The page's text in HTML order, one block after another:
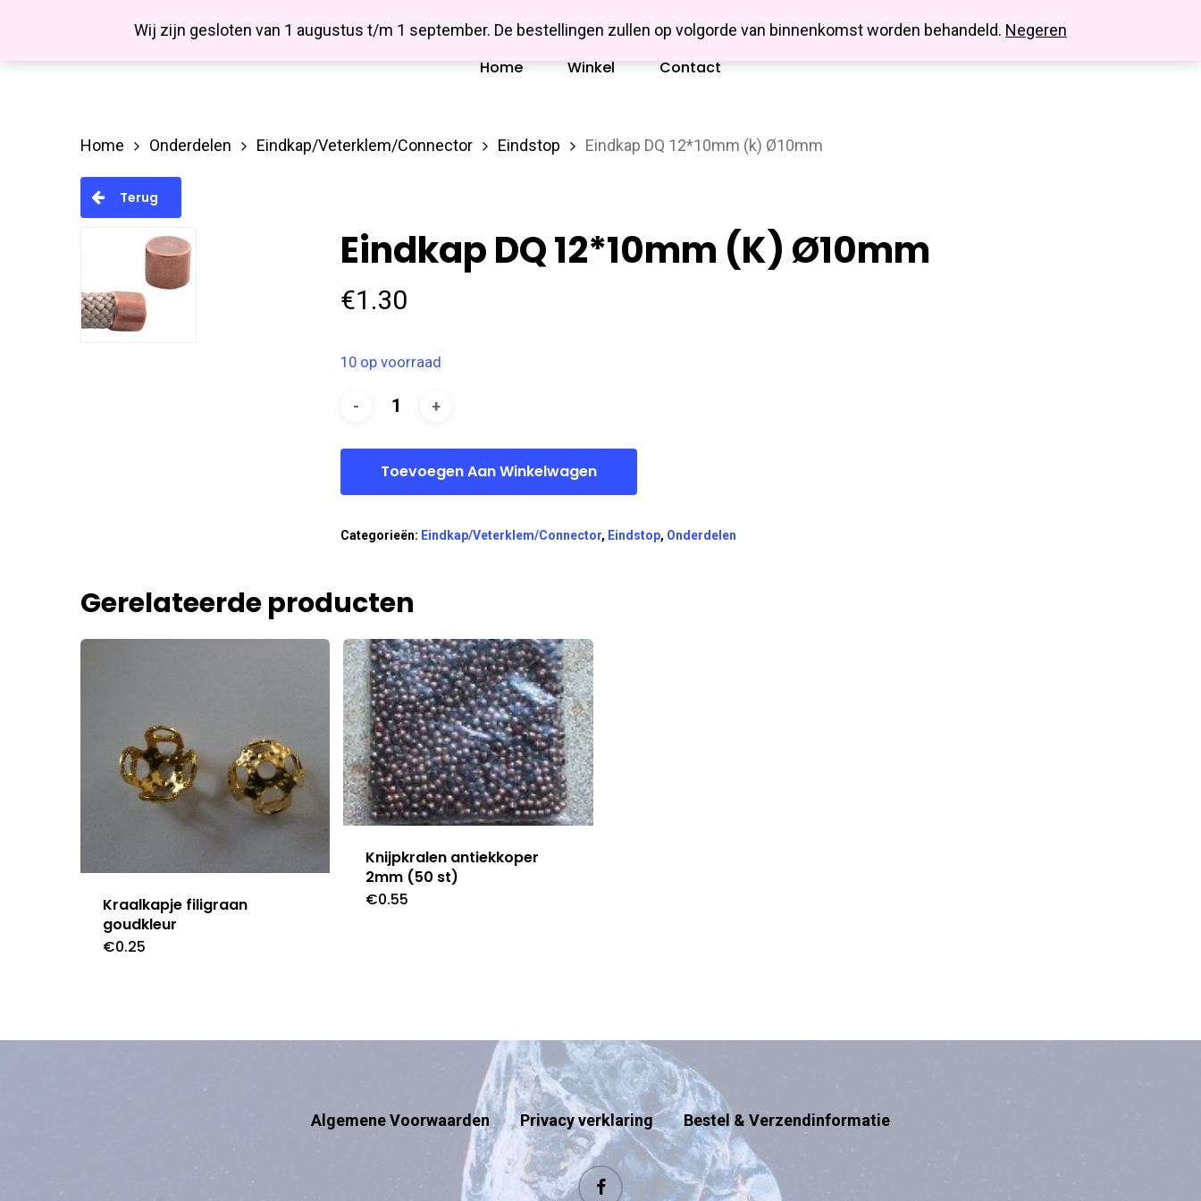
Wij zijn gesloten van 1 augustus t/m 1 september. De bestellingen zullen op volgorde van binnenkomst worden behandeld. Negeren
Hit enter to search or ESC to close
Missbluesieraden
Facebook
Home Winkel Contact
Home Onderdelen Eindkap/Veterklem/Connector Eindstop Eindkap DQ 12*10mm (k) Ø10mm
Terug
Eindkap DQ 12*10mm (k) Ø10mm
€1.30
10 op voorraad
Toevoegen Aan Winkelwagen
Categorieën: Eindkap/Veterklem/Connector, Eindstop, Onderdelen
Gerelateerde producten
Kraalkapje filigraan
goudkleur
€0.25
Knijpkralen antiekkoper
2mm (50 st)
€0.55
Algemene Voorwaarden Privacy verklaring Bestel & Verzendinformatie
facebook